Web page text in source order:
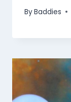
ByBaddies